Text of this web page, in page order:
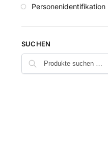
Personenidentifikation
SUCHEN